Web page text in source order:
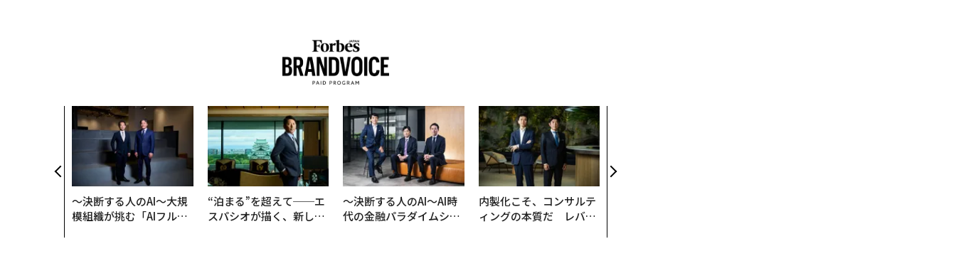
〜決断する人のAI〜大規
模組織が挑む「AIフル実
“泊まる”を超えて──エ
スパシオが描く、新しい
〜決断する人のAI〜AI時
代の金融パラダイムシフ
内製化こそ、コンサルテ
ィングの本質だ レバレ
支援とは